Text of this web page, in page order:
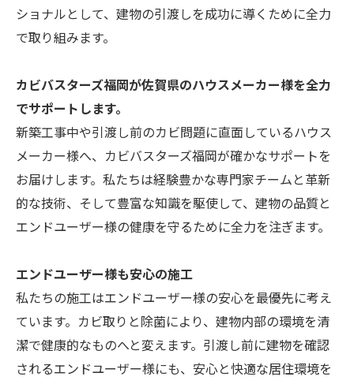
ショナルとして、建物の引渡しを成功に導くために全力
で取り組みます。
カビバスターズ福岡が佐賀県のハウスメーカー様を全力
でサポートします。
新築工事中や引渡し前のカビ問題に直面しているハウス
メーカー様へ、カビバスターズ福岡が確かなサポートを
お届けします。私たちは経験豊かな専門家チームと革新
的な技術、そして豊富な知識を駆使して、建物の品質と
エンドユーザー様の健康を守るために全力を注ぎます。
エンドユーザー様も安心の施工
私たちの施工はエンドユーザー様の安心を最優先に考え
ています。カビ取りと除菌により、建物内部の環境を清
潔で健康的なものへと変えます。引渡し前に建物を確認
されるエンドユーザー様にも、安心と快適な居住環境を